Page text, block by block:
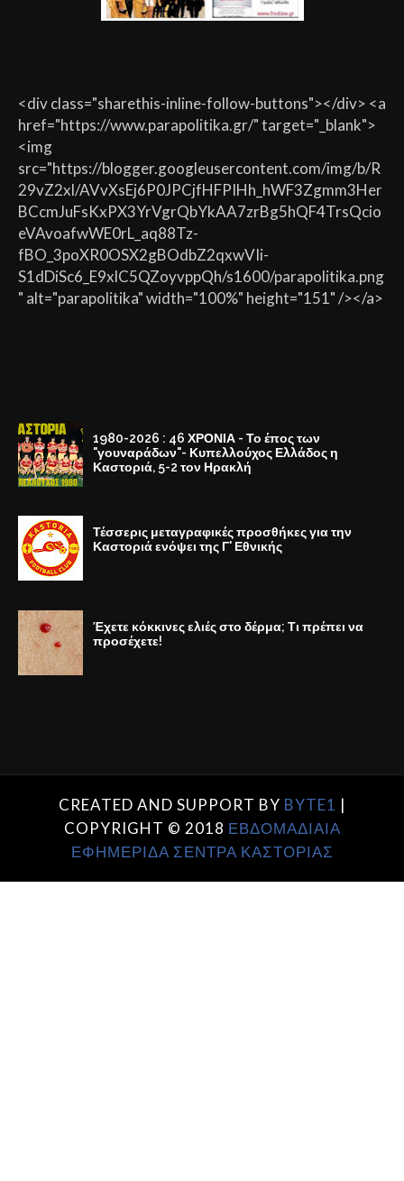
<div class="sharethis-inline-follow-buttons"></div> <a
href="https://www.parapolitika.gr/" target="_blank">
<img
src="https://blogger.googleusercontent.com/img/b/R
29vZ2xl/AVvXsEj6P0JPCjfHFPIHh_hWF3Zgmm3Her
BCcmJuFsKxPX3YrVgrQbYkAA7zrBg5hQF4TrsQcio
eVAvoafwWE0rL_aq88Tz-
fBO_3poXR0OSX2gBOdbZ2qxwVIi-
S1dDiSc6_E9xlC5QZoyvppQh/s1600/parapolitika.png
" alt="parapolitika" width="100%" height="151" /></a>
1980-2026 : 46 ΧΡΟΝΙΑ - Το έπος των
"γουναράδων"- Κυπελλούχος Ελλάδος η
Καστοριά, 5-2 τον Ηρακλή
Τέσσερις μεταγραφικές προσθήκες για την
Καστοριά ενόψει της Γ' Εθνικής
Έχετε κόκκινες ελιές στο δέρμα; Τι πρέπει να
προσέχετε!
CREATED AND SUPPORT BY BYTE1 |
COPYRIGHT © 2018 ΕΒΔΟΜΑΔΙΑΙΑ
ΕΦΗΜΕΡΙΔΑ ΣΕΝΤΡΑ ΚΑΣΤΟΡΙΑΣ